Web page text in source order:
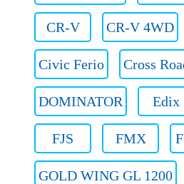
CR-V CR-V 4WD
Civic Ferio Cross
DOMINATOR Edix
FJS FMX
GOLD WING GL 1200